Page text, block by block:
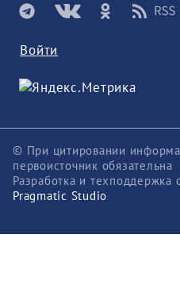
Войти
© При цитировании
первоисточник обязательна
Разработка и техподдержка
Pragmatic Studio